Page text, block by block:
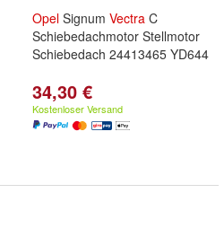
Opel Signum Vectra C
Schiebedachmotor Stellmotor
Schiebedach 24413465 YD644
34,30 €
Kostenloser Versand